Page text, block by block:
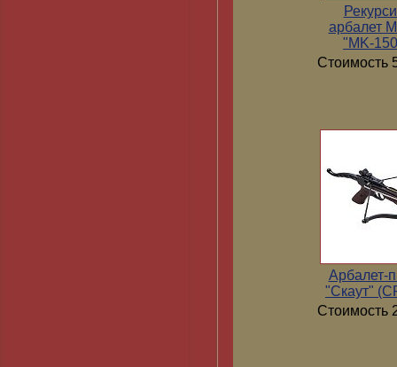
арбалет
"MK-
Стоимость
Арбалет-
"Скаут"
Стоимость